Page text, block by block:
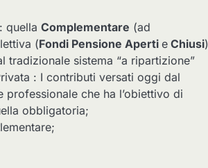
quella Complementare (ad
(Fondi Pensione Aperti e Chiusi)
tradizionale sistema “a ripartizione”
: I contributi versati oggi dal
che ha l’obiettivo di
obbligatoria;